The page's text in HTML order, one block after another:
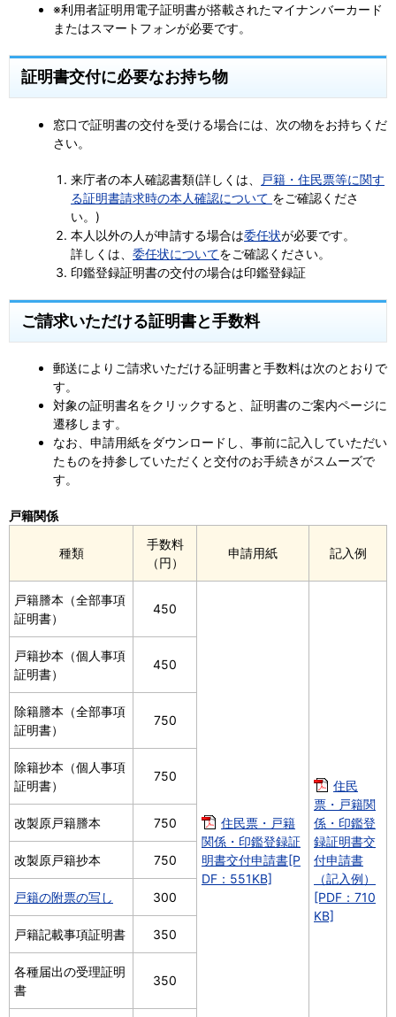
※利用者証明用電子証明書が搭載されたマイナンバーカード
またはスマートフォンが必要です。
証明書交付に必要なお持ち物
窓口で証明書の交付を受ける場合には、次の物をお持ちくだ
さい。
来庁者の本人確認書類(詳しくは、
戸籍・住民票等に関す
る証明書請求時の本人確認について をご確認くださ
い。)
本人以外の人が申請する場合は委任状が必要です。
詳しくは、 委任状についてをご確認ください。
印鑑登録証明書の交付の場合は印鑑登録証
ご請求いただける証明書と手数料
郵送によりご請求いただける証明書と手数料は次のとおりで
す。
対象の証明書名をクリックすると、証明書のご案内ページに
遷移します。
なお、申請用紙をダウンロードし、事前に記入していただい
たものを持参していただくと交付のお手続きがスムーズで
す。
戸籍関係
種類
手数料
（円）
申請用紙 記入例
戸籍謄本（全部事項
証明書）
450
住民票・戸籍
関係・印鑑登録証
明書交付申請書[P
DF：551KB]
住民
票・戸籍関
係・印鑑登
録証明書交
付申請書
（記入例）
[PDF：710
KB]
戸籍抄本（個人事項
証明書）
450
除籍謄本（全部事項
証明書）
750
除籍抄本（個人事項
証明書）
750
改製原戸籍謄本 750
改製原戸籍抄本 750
戸籍の附票の写し 300
戸籍記載事項証明書 350
各種届出の受理証明
書
350